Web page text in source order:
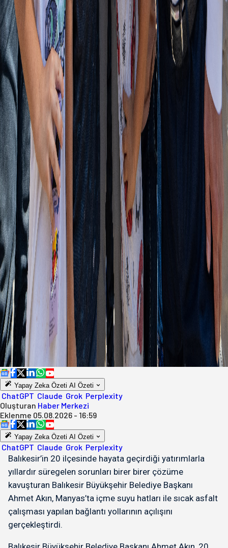
Yapay Zeka Özeti AI Özeti
ChatGPT Claude Grok Perplexity
Oluşturan Haber Merkezi
Eklenme 05.08.2026 - 16:59
Yapay Zeka Özeti AI Özeti
ChatGPT Claude Grok Perplexity
Balıkesir’in 20 ilçesinde hayata geçirdiği yatırımlarla
yıllardır süregelen sorunları birer birer çözüme
kavuşturan Balıkesir Büyükşehir Belediye Başkanı
Ahmet Akın, Manyas’ta içme suyu hatları ile sıcak asfalt
çalışması yapılan bağlantı yollarının açılışını
gerçekleştirdi.